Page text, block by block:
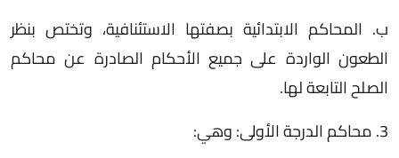
ب‌. المحاكم الابتدائية بصفتها الاستئنافية، وتختص بنظر
الطعون الواردة على جميع الأحكام الصادرة عن محاكم
الصلح التابعة لها.
3. محاكم الدرجة الأولى: وهي: